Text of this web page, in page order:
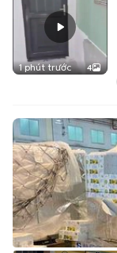
1 phút trước 4